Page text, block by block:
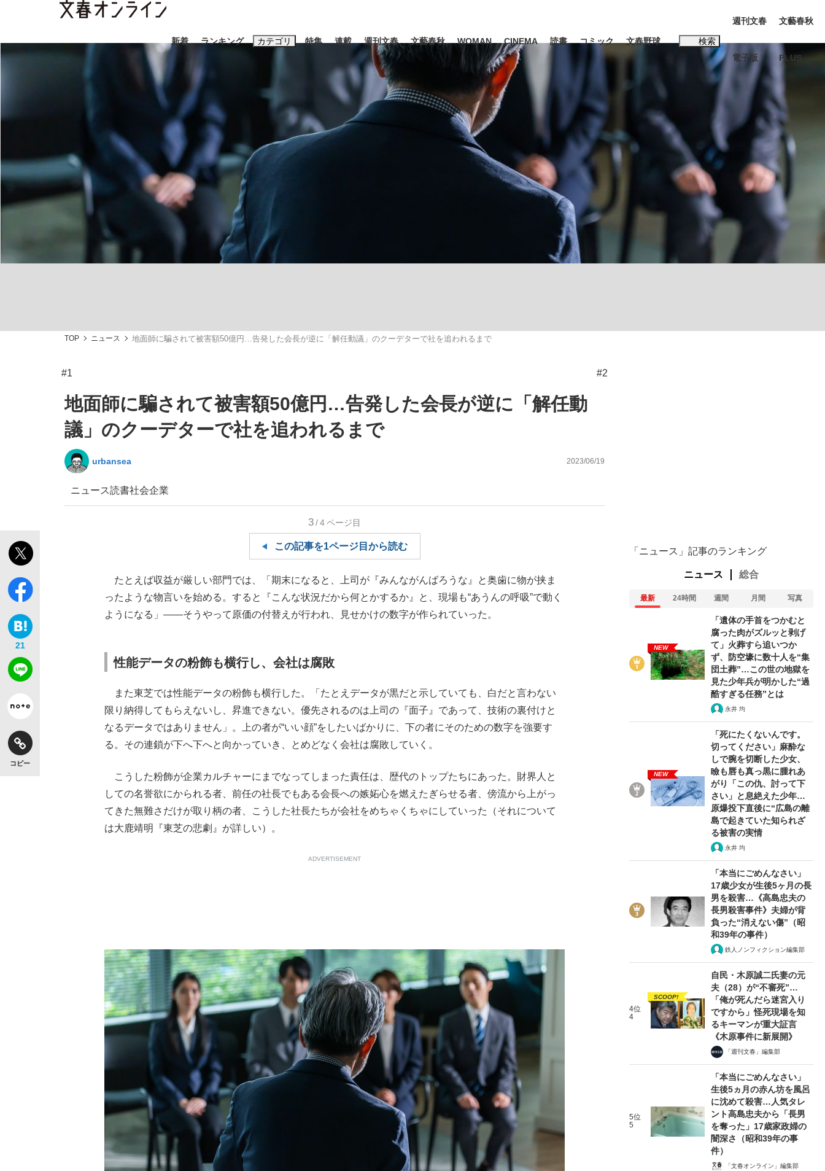
新着 ランキング カテゴリ
スクープ エンタメ ビジネス
「90%は失敗する。でも…」本田圭佑が初めて明かした日本代表監督に... 「最悪の空気のまま解散」WBC日本代表“敗戦”の真実 選手が明かす...
「目標達成できなかったからと言って…」サッカー日本代表・森保一監督...
特集
終戦から81年
観る将棋、読む将棋
連載 週刊文春 文藝春秋 WOMAN CINEMA 読書 コミック 文春野球 検索
おすすめのキーワードタグ一覧
#藤田晋 #三山凌輝 #城彰二 #内田有紀
#松田聖子
#玉木雄一郎
週刊文春
電子版
文藝春秋
PLUS
TOP ニュース 地面師に騙されて被害額50億円…告発した会長が逆に「解任動議」のクーデターで社を追われるまで
#1 #2
地面師に騙されて被害額50億円…告発した会長が逆に「解任動
議」のクーデターで社を追われるまで
urbansea 2023/06/19
ニュース読書社会企業
21
コピー
3/4ページ目
この記事を1ページ目から読む
たとえば収益が厳しい部門では、「期末になると、上司が『みんながんばろうな』と奥歯に物が挟ま
ったような物言いを始める。すると『こんな状況だから何とかするか』と、現場も“あうんの呼吸”で動く
ようになる」――そうやって原価の付替えが行われ、見せかけの数字が作られていった。
性能データの粉飾も横行し、会社は腐敗
また東芝では性能データの粉飾も横行した。「たとえデータが黒だと示していても、白だと言わない
限り納得してもらえないし、昇進できない。優先されるのは上司の『面子』であって、技術の裏付けと
なるデータではありません」。上の者が“いい顔”をしたいばかりに、下の者にそのための数字を強要す
る。その連鎖が下へ下へと向かっていき、とめどなく会社は腐敗していく。
こうした粉飾が企業カルチャーにまでなってしまった責任は、歴代のトップたちにあった。財界人と
しての名誉欲にかられる者、前任の社長でもある会長への嫉妬心を燃えたぎらせる者、傍流から上がっ
てきた無難さだけが取り柄の者、こうした社長たちが会社をめちゃくちゃにしていった（それについて
は大鹿靖明『東芝の悲劇』が詳しい）。
ADVERTISEMENT
「ニュース」記事のランキング
ニュース 総合
最新 24時間 週間 月間 写真
NEW
「遺体の手首をつかむと
腐った肉がズルッと剥げ
て」火葬すら追いつか
ず、防空壕に数十人を“集
団土葬”…この世の地獄を
見た少年兵が明かした“過
酷すぎる任務”とは
永井 均
NEW
「死にたくないんです。
切ってください」麻酔な
しで腕を切断した少女、
瞼も唇も真っ黒に腫れあ
がり「この仇、討って下
さい」と息絶えた少年…
原爆投下直後に“広島の離
島で起きていた知られざ
る被害の実情
永井 均
「本当にごめんなさい」
17歳少女が生後5ヶ月の長
男を殺害…《高島忠夫の
長男殺害事件》夫婦が背
負った“消えない傷”（昭
和39年の事件）
鉄人ノンフィクション編集部
4位
4
SCOOP!
自民・木原誠二氏妻の元
夫（28）が“不審死”…
「俺が死んだら迷宮入り
ですから」怪死現場を知
るキーマンが重大証言
《木原事件に新展開》
「週刊文春」編集部
5位
5
「本当にごめんなさい」
生後5ヵ月の赤ん坊を風呂
に沈めて殺害…人気タレ
ント高島忠夫から「長男
を奪った」17歳家政婦の
闇深さ（昭和39年の事
件）
「文春オンライン」編集部